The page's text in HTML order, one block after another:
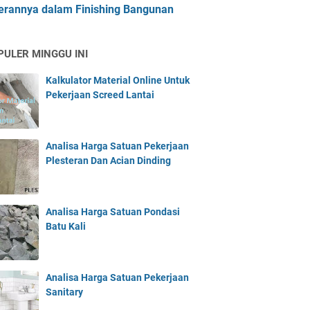
dalam Finishing Bangunan
MINGGU INI
Kalkulator Material Online Untuk
Pekerjaan Screed Lantai
Analisa Harga Satuan Pekerjaan
Plesteran Dan Acian Dinding
Analisa Harga Satuan Pondasi
Batu Kali
Analisa Harga Satuan Pekerjaan
Sanitary